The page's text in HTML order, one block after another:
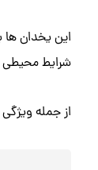
این یخدان‌ ها
شرایط
از جمله